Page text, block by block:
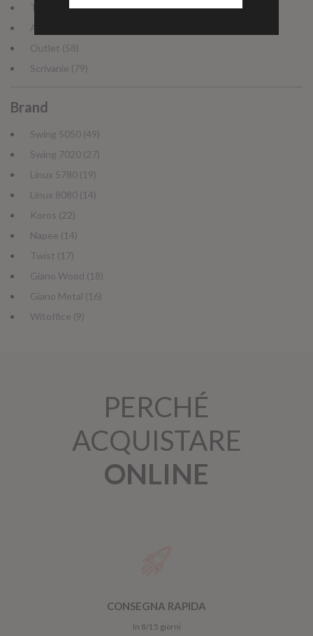
Tavoli Riunione (19)
Arredi Montaggio Rapido (3)
Outlet (58)
Scrivanie (79)
Brand
Swing 5050 (49)
Swing 7020 (27)
Linux 5780 (19)
Linux 8080 (14)
Koros (22)
Napee (14)
Twist (17)
Giano Wood (18)
Giano Metal (16)
Witoffice (9)
PERCHÉ
ACQUISTARE
ONLINE
CONSEGNA RAPIDA
In 8/15 giorni